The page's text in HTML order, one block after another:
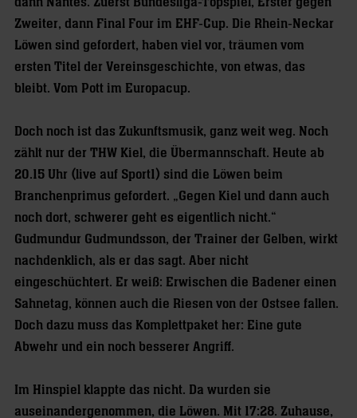
Zweiter, dann Final Four im EHF-Cup. Die Rhein-Neckar
Löwen sind gefordert, haben viel vor, träumen vom
ersten Titel der Vereinsgeschichte, von etwas, das
bleibt. Vom Pott im Europacup.
Doch noch ist das Zukunftsmusik, ganz weit weg. Noch
zählt nur der THW Kiel, die Übermannschaft. Heute ab
20.15 Uhr (live auf Sport1) sind die Löwen beim
Branchenprimus gefordert. „Gegen Kiel und dann auch
noch dort, schwerer geht es eigentlich nicht.“
Gudmundur Gudmundsson, der Trainer der Gelben, wirkt
nachdenklich, als er das sagt. Aber nicht
eingeschüchtert. Er weiß: Erwischen die Badener einen
Sahnetag, können auch die Riesen von der Ostsee fallen.
Doch dazu muss das Komplettpaket her: Eine gute
Abwehr und ein noch besserer Angriff.
Im Hinspiel klappte das nicht. Da wurden sie
auseinandergenommen, die Löwen. Mit 17:28. Zuhause,